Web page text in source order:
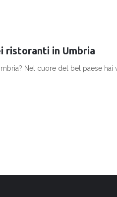
ristoranti in Umbria
Nel cuore del bel paese hai